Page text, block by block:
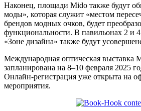
Наконец, площади Mido также будут
моды», которая служит «местом
брендов модных очков, будет
функциональности. В павильонах 2 и
«Зоне дизайна» также будут
Международная оптическая выставка
запланирована на 8–10 февраля 2025
Онлайн-регистрация уже открыта на
мероприятия.